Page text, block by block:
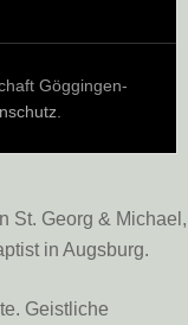
Göggingen-
.
St. Georg & Michael,
in Augsburg.
Geistliche